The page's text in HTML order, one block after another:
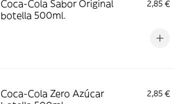
Coca-Cola Sabor Original
botella 500ml.
2,85 €
Coca-Cola Zero Azúcar
2,85 €